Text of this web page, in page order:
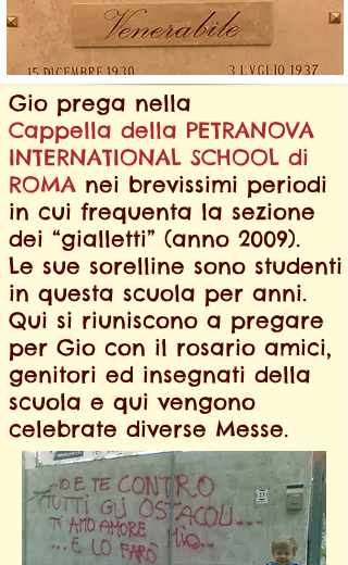
Gio prega nella
Cappella della PETRANOVA
INTERNATIONAL SCHOOL di
ROMA nei brevissimi periodi
in cui frequenta la sezione
dei “gialletti” (anno 2009).
Le sue sorelline sono studenti
in questa scuola per anni.
Qui si riuniscono a pregare
per Gio con il rosario amici,
genitori ed insegnati della
scuola e qui vengono
celebrate diverse Messe.